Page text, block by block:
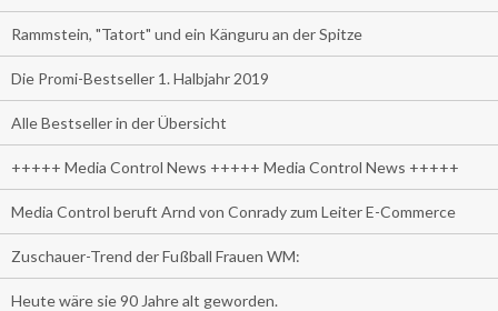
Rammstein, "Tatort" und ein Känguru an der Spitze
Die Promi-Bestseller 1. Halbjahr 2019
Alle Bestseller in der Übersicht
+++++ Media Control News +++++ Media Control News +++++
Media Control beruft Arnd von Conrady zum Leiter E-Commerce
Zuschauer-Trend der Fußball Frauen WM:
Heute wäre sie 90 Jahre alt geworden.